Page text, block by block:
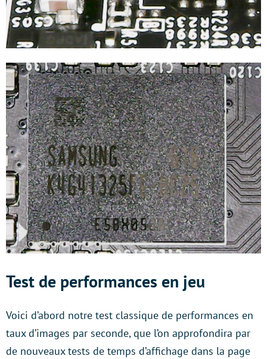
Test de performances en jeu
Voici d’abord notre test classique de performances en
taux d’images par seconde, que l’on approfondira par
de nouveaux tests de temps d’affichage dans la page